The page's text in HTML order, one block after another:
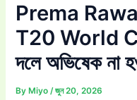
Prema
T20 World
দলে অভিষেক না
By Miyo/জুন 20, 2026